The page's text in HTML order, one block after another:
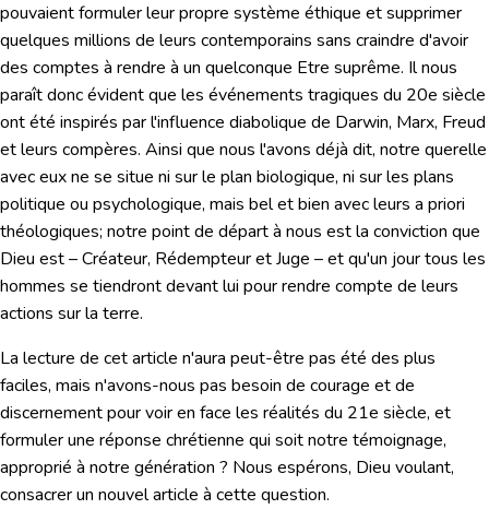
pouvaient formuler leur propre système éthique et supprimer
quelques millions de leurs contemporains sans craindre d'avoir
des comptes à rendre à un quelconque Etre suprême. Il nous
paraît donc évident que les événements tragiques du 20e siècle
ont été inspirés par l'influence diabolique de Darwin, Marx, Freud
et leurs compères. Ainsi que nous l'avons déjà dit, notre querelle
avec eux ne se situe ni sur le plan biologique, ni sur les plans
politique ou psychologique, mais bel et bien avec leurs a priori
théologiques; notre point de départ à nous est la conviction que
Dieu est – Créateur, Rédempteur et Juge – et qu'un jour tous les
hommes se tiendront devant lui pour rendre compte de leurs
actions sur la terre.
La lecture de cet article n'aura peut-être pas été des plus
faciles, mais n'avons-nous pas besoin de courage et de
discernement pour voir en face les réalités du 21e siècle, et
formuler une réponse chrétienne qui soit notre témoignage,
approprié à notre génération ? Nous espérons, Dieu voulant,
consacrer un nouvel article à cette question.